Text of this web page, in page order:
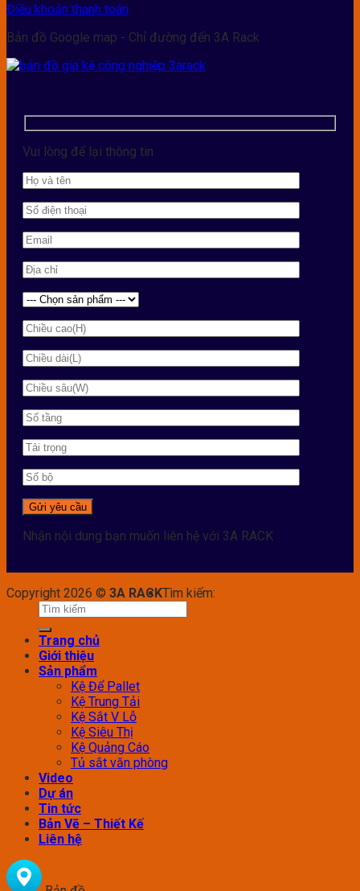
Điều khoản thanh toán
Bản đồ Google map - Chỉ đường đến 3A Rack
Vui lòng để lại thông tin
Nhận nội dung bạn muốn liên hệ với 3A RACK
Copyright 2026 © 3A RACKTìm kiếm:
Trang chủ
Giới thiệu
Sản phẩm
Kệ Để Pallet
Kệ Trung Tải
Kệ Sắt V Lỗ
Kệ Siêu Thị
Kệ Quảng Cáo
Tủ sắt văn phòng
Video
Dự án
Tin tức
Bản Vẽ – Thiết Kế
Liên hệ